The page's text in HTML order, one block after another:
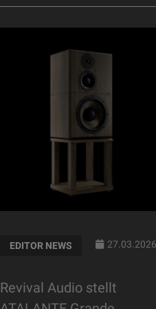
EDITOR NEWS 27.03.2026
Revival Audio stellt